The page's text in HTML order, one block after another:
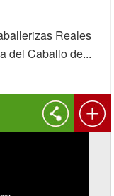
Reales
del Caballo de...